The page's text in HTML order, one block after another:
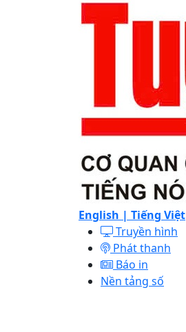
English | Tiếng Việt
Truyền hình
Phát thanh
Báo in
Nền tảng số